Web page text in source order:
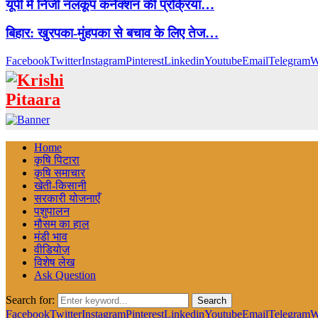
यूपी में निजी नलकूप कनेक्शन की प्रक्रिया…
बिहार: खुरपका-मुंहपका से बचाव के लिए तेज…
FacebookTwitterInstagramPinterestLinkedinYoutubeEmailTelegram
Home
कृषि पिटारा
कृषि समाचार
खेती-किसानी
सरकारी योजनाएँ
पशुपालन
मौसम का हाल
मंडी भाव
वीडियोज़
विशेष लेख
Ask Question
Search for: Search
FacebookTwitterInstagramPinterestLinkedinYoutubeEmailTelegram